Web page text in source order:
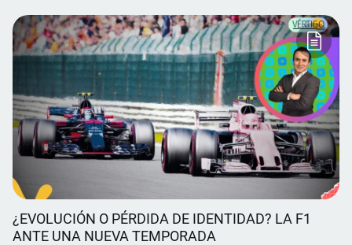
¿EVOLUCIÓN O PÉRDIDA DE IDENTIDAD? LA F1
ANTE UNA NUEVA TEMPORADA